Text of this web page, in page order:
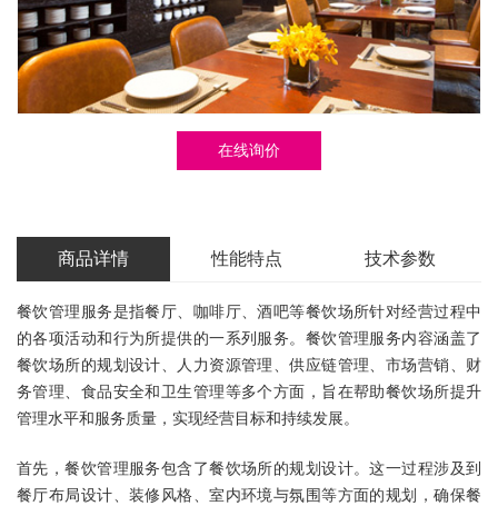
在线询价
商品详情 性能特点 技术参数
餐饮管理服务是指餐厅、咖啡厅、酒吧等餐饮场所针对经营过程中
的各项活动和行为所提供的一系列服务。餐饮管理服务内容涵盖了
餐饮场所的规划设计、人力资源管理、供应链管理、市场营销、财
务管理、食品安全和卫生管理等多个方面，旨在帮助餐饮场所提升
管理水平和服务质量，实现经营目标和持续发展。
首先，餐饮管理服务包含了餐饮场所的规划设计。这一过程涉及到
餐厅布局设计、装修风格、室内环境与氛围等方面的规划，确保餐